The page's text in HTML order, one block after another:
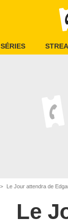
SÉRIES
Le Jour attendra de
Le